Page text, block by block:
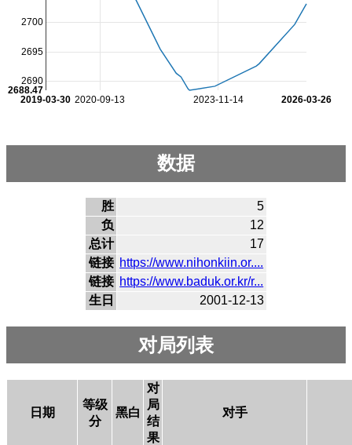
2020-09-13 2023-11-14
2019-03-30 2026-03-26
2690
2695
2700
2688.47
数据
胜
5
负
12
总计
17
链接 https://www.nihonkiin.or....
链接 https://www.baduk.or.kr/r...
生日
2001-12-13
对局列表
日期
等级
分
黑白
对
局
结
果
对手